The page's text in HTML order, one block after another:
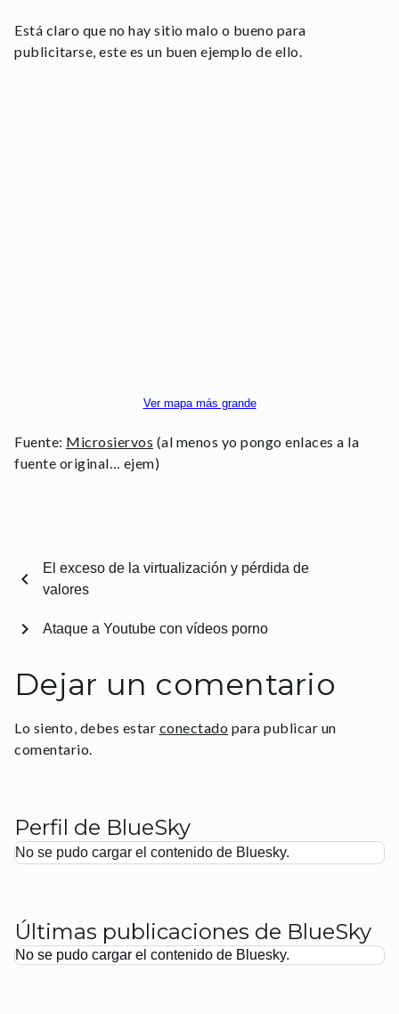
Está claro que no hay sitio malo o bueno para
publicitarse, este es un buen ejemplo de ello.
Ver mapa más grande
Fuente: Microsiervos (al menos yo pongo enlaces a la
fuente original… ejem)
chevron_left
El exceso de la virtualización y pérdida de
valores
Ataque a Youtube con vídeos porno
chevron_right
Dejar un comentario
Lo siento, debes estar conectado para publicar un
comentario.
Perfil de BlueSky
No se pudo cargar el contenido de Bluesky.
Últimas publicaciones de BlueSky
No se pudo cargar el contenido de Bluesky.